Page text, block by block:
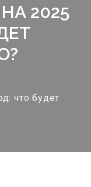
2025
что будет